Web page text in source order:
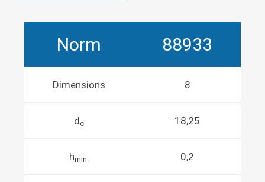
Norm 88933
Dimensions 8
dc 18,25
hmin. 0,2